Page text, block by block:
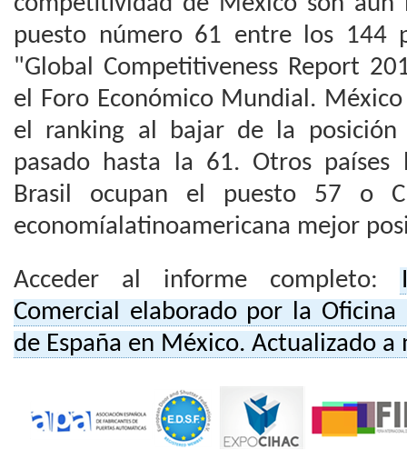
puesto número 61 entre los 144
"Global Competitiveness Report
el Foro Económico Mundial.
el ranking al bajar de la
pasado hasta la 61. Otros países
Brasil ocupan el puesto 57 o
economíalatinoamericana mejor
Acceder al informe completo:
Comercial elaborado por la Oficina
de España en México. Actualizado a